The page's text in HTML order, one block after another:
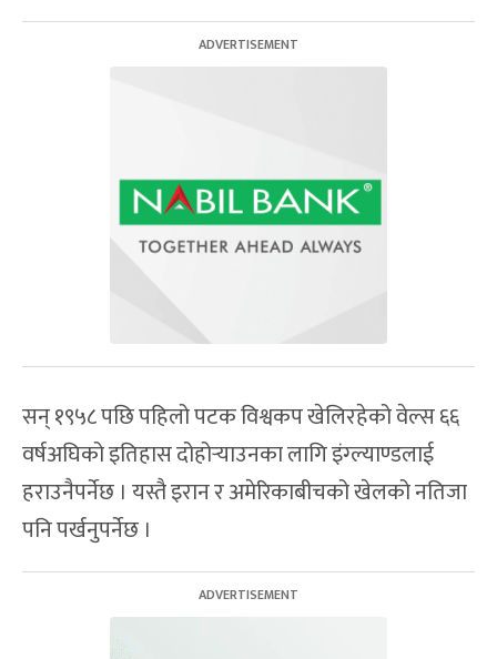
सन् १९५८ पछि पहिलो पटक विश्वकप खेलिरहेको वेल्स ६६
वर्षअघिको इतिहास दोहोर्‍याउनका लागि इंग्ल्याण्डलाई
हराउनैपर्नेछ । यस्तै इरान र अमेरिकाबीचको खेलको नतिजा
पनि पर्खनुपर्नेछ ।